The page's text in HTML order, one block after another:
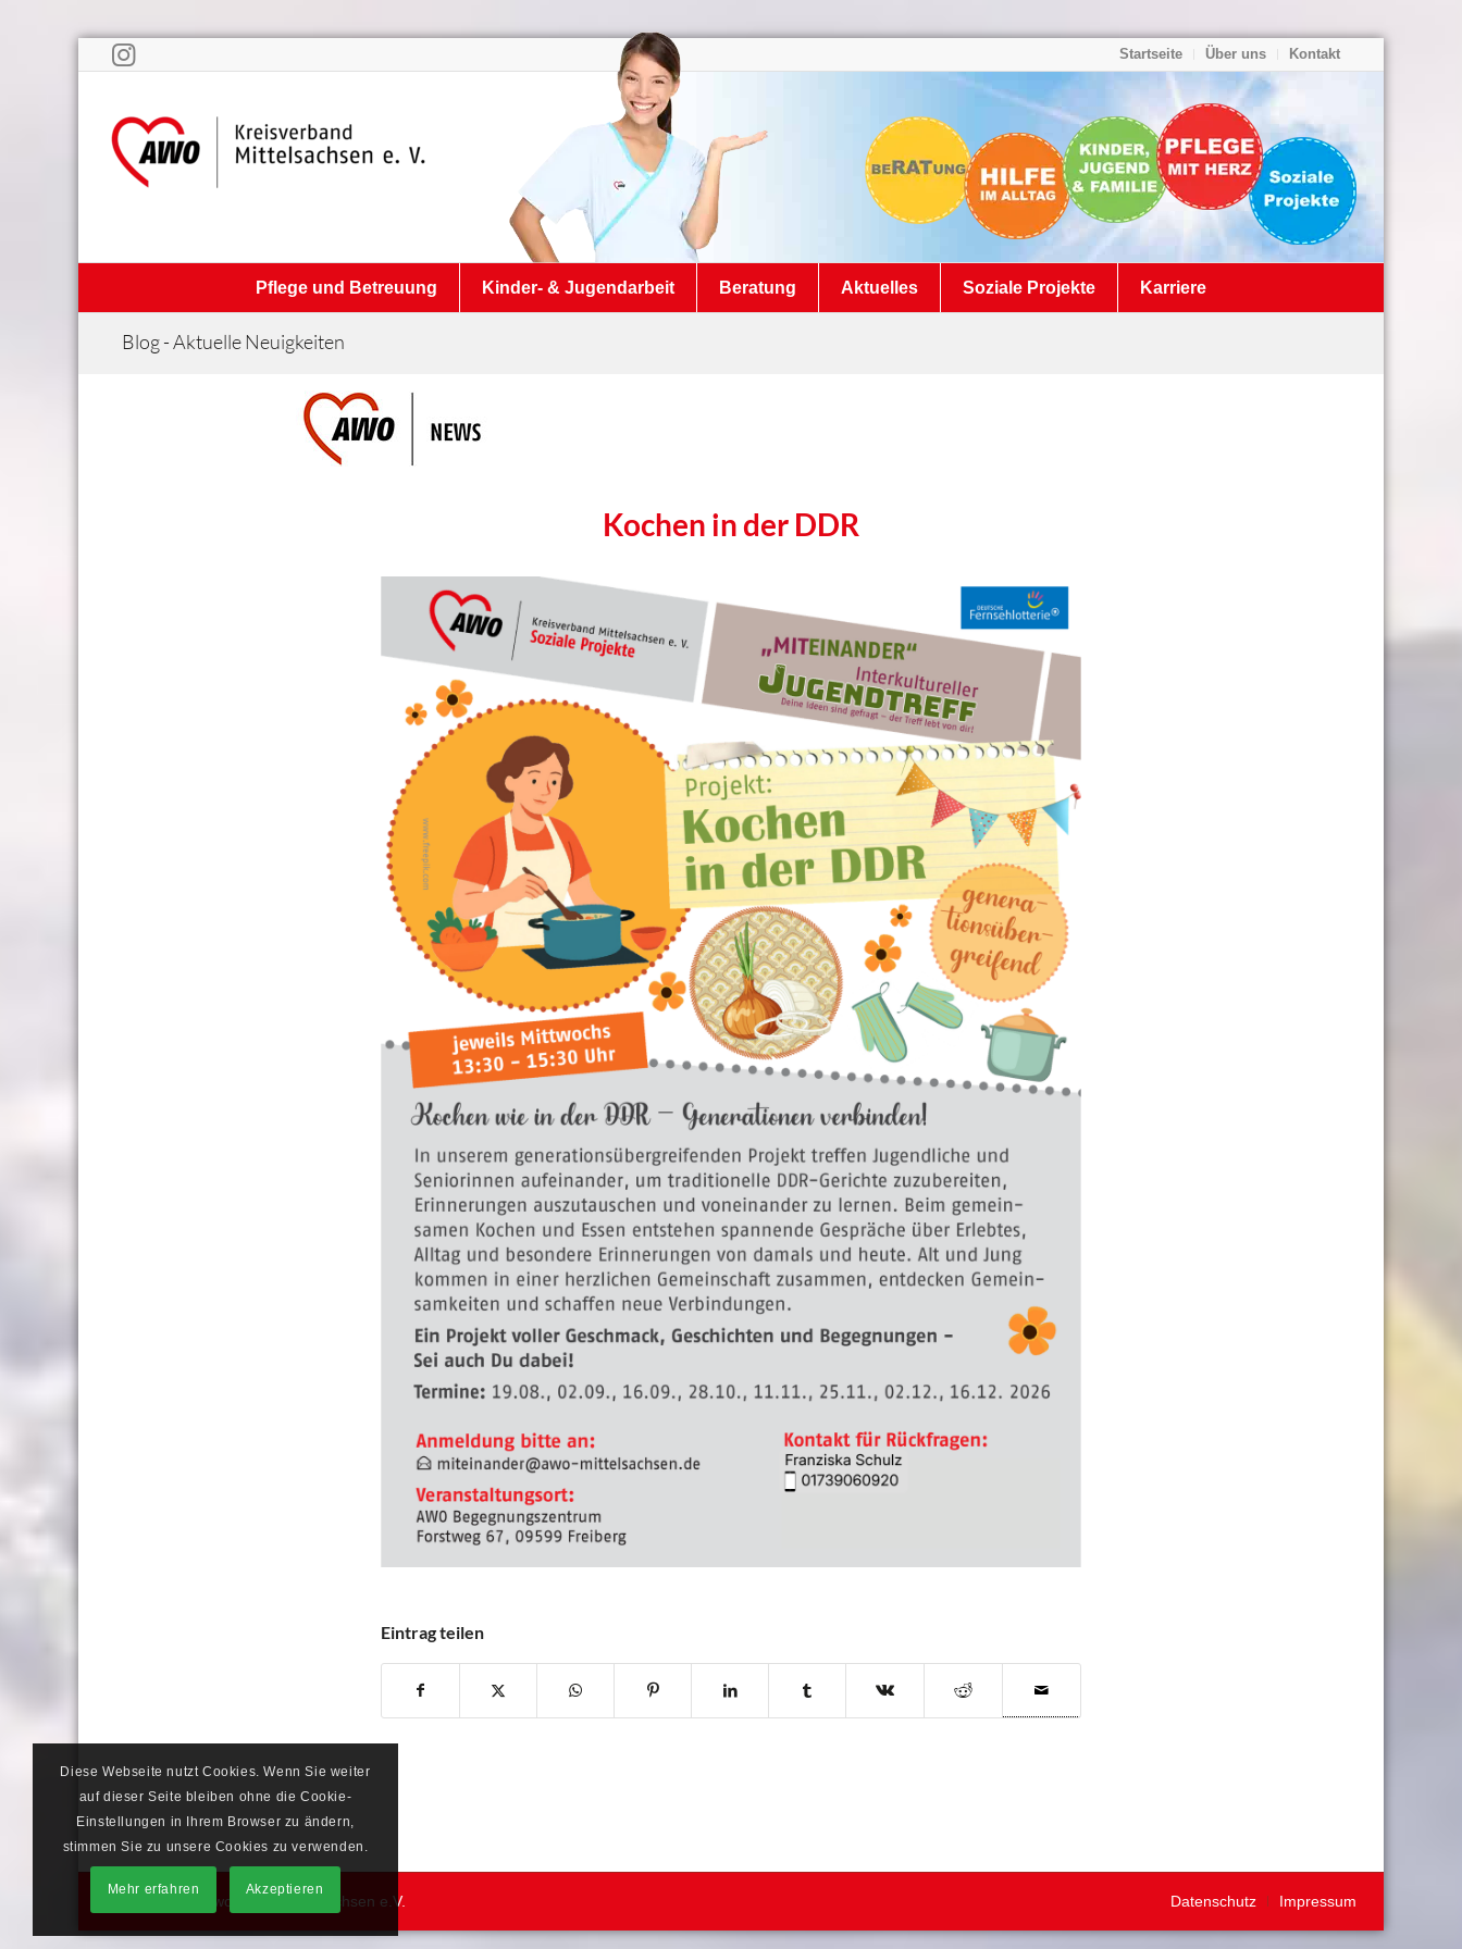
Startseite Über uns Kontakt
Pflege und Betreuung Kinder- & Jugendarbeit Beratung Aktuelles Soziale Projekte Karriere
Blog - Aktuelle Neuigkeiten
Kochen in der DDR
Eintrag teilen
© 2026 Arbeiterwohlfahrt Mittelsachsen e.V. Datenschutz Impressum
Diese Webseite nutzt Cookies. Wenn Sie weiter
auf dieser Seite bleiben ohne die Cookie-
Einstellungen in Ihrem Browser zu ändern,
stimmen Sie zu unsere Cookies zu verwenden.
Mehr erfahren Akzeptieren